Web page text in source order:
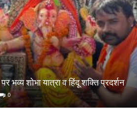
यात्रा व हिंदू शक्ति प्रदर्शन